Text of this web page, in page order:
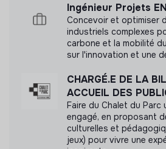
Ingénieur Projets
Concevoir et optimiser
industriels complexes
carbone et la mobilité
sur l'innovation et une
CHARGÉ.E DE LA
ACCUEIL DES
Faire du Chalet du
engagé, en proposant
culturelles et
jeux) pour vivre une